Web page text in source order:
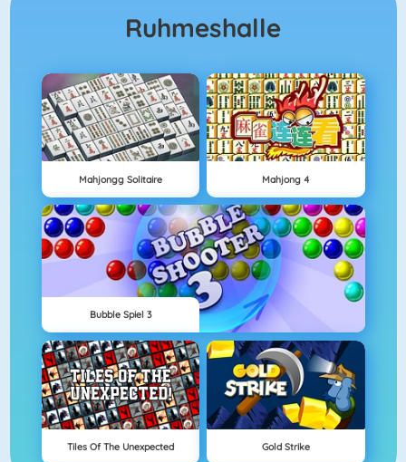
Ruhmeshalle
Mahjongg Solitaire Mahjong 4
Bubble Spiel 3
Tiles Of The Unexpected Gold Strike